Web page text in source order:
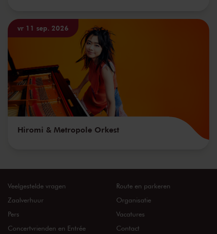
vr 11 sep. 2026
Hiromi & Metropole Orkest
Veelgestelde vragen
Zaalverhuur
Pers
Concertvrienden en Entrée
Route en parkeren
Organisatie
Vacatures
Contact